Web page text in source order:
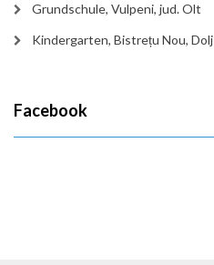
Grundschule, Vulpeni, jud. Olt
Kindergarten, Bistrețu Nou, Dolj
Facebook